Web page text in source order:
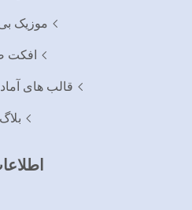
موزیک
افکت
قالب های
بلاگ